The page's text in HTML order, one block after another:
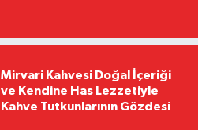
Mirvari Kahvesi Doğal İçeriği
ve Kendine Has Lezzetiyle
Kahve Tutkunlarının Gözdesi